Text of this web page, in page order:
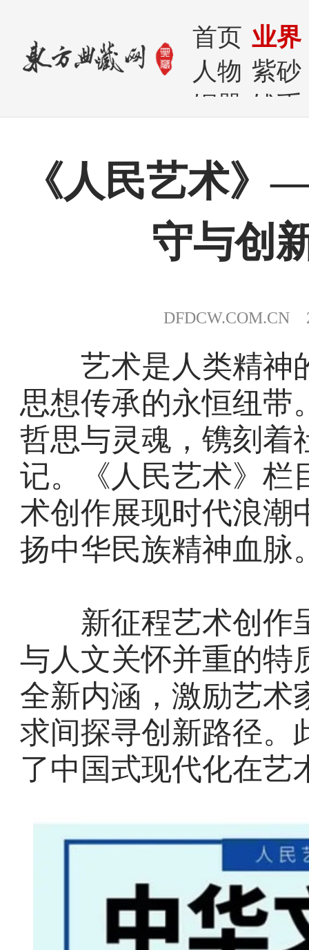
首页 业界
人物 紫砂
铜器
钱币
《人民艺术
守与创
DFDCW.COM.CN
艺术是人类精神
思想传承的永恒纽带
哲思与灵魂，镌刻着
记。《人民艺术》栏
术创作展现时代浪潮
扬中华民族精神血脉
新征程艺术创作
与人文关怀并重的特
全新内涵，激励艺术
求间探寻创新路径。
了中国式现代化在